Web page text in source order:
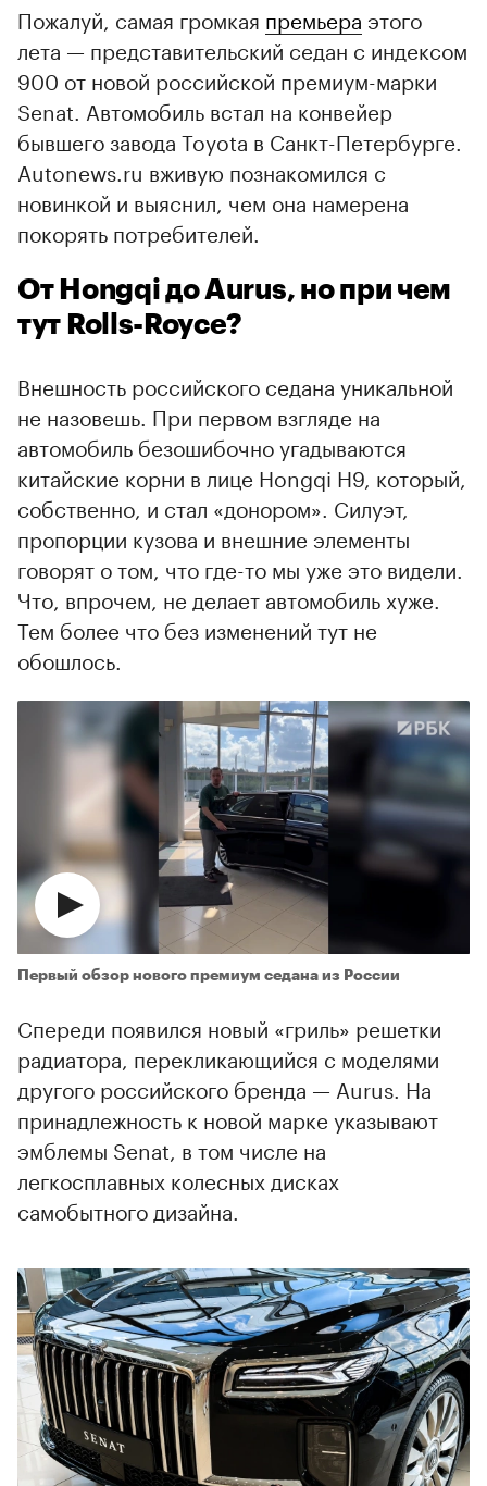
Пожалуй, самая громкая премьера этого
лета — представительский седан с индексом
900 от новой российской премиум-марки
Senat. Автомобиль встал на конвейер
бывшего завода Toyota в Санкт-Петербурге.
Autonews.ru вживую познакомился с
новинкой и выяснил, чем она намерена
покорять потребителей.
От Hongqi до Aurus, но при чем
тут Rolls-Royce?
Внешность российского седана уникальной
не назовешь. При первом взгляде на
автомобиль безошибочно угадываются
китайские корни в лице Hongqi H9, который,
собственно, и стал «донором». Силуэт,
пропорции кузова и внешние элементы
говорят о том, что где-то мы уже это видели.
Что, впрочем, не делает автомобиль хуже.
Тем более что без изменений тут не
обошлось.
Первый обзор нового премиум седана из России
Спереди появился новый «гриль» решетки
радиатора, перекликающийся с моделями
другого российского бренда — Aurus. На
принадлежность к новой марке указывают
эмблемы Senat, в том числе на
легкосплавных колесных дисках
самобытного дизайна.